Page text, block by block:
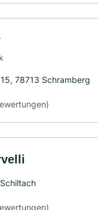
78713 Schramberg